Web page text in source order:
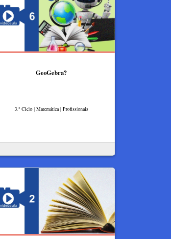
GeoGebra?
3.º Ciclo | Matemática | Profissionais